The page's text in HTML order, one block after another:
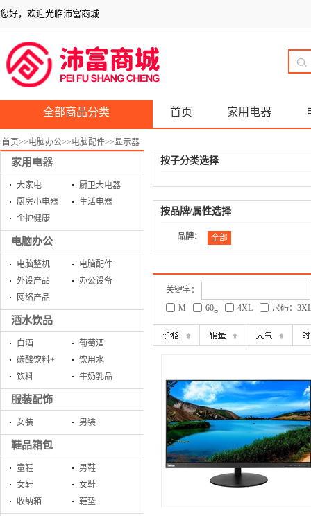
您好，欢迎光临沛富商城
全部商品分类 首页 家用电器
首页>>电脑办公>>电脑配件>>显示器
家用电器
大家电
厨卫大电器
厨房小电器
生活电器
个护健康
电脑办公
电脑整机
电脑配件
外设产品
办公设备
网络产品
酒水饮品
白酒
葡萄酒
碳酸饮料+
饮用水
饮料
牛奶乳品
服装配饰
女装 男装
鞋品箱包
童鞋
男鞋
女鞋
女鞋
收纳箱
鞋垫
按子分类选择
按品牌/属性选择
品牌： 全部
关键字：
M
60g 4XL 尺码：